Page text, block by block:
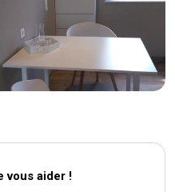
vous aider !